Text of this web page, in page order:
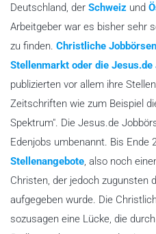
Deutschland, der Schweiz und
Arbeitgeber war es bisher sehr
zu finden. Christliche Jobbörsen
Stellenmarkt oder die
publizierten vor allem ihre
Zeitschriften wie zum Beispiel
Spektrum". Die Jesus.de
Edenjobs umbenannt. Bis Ende
Stellenangebote , also noch
Christen, der jedoch zugunsten
aufgegeben wurde. Die
sozusagen eine Lücke, die